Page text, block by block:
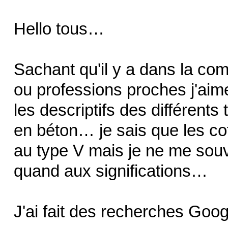
Hello tous…
Sachant qu'il y a dans la
ou professions proches
les descriptifs des
en béton… je sais que les
au type V mais je ne me
quand aux significations…
J'ai fait des recherches